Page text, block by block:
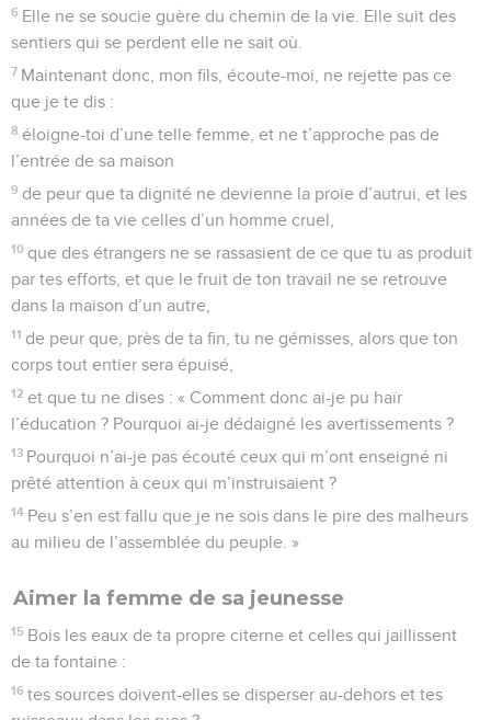
6 Elle ne se soucie guère du chemin de la vie. Elle suit des
sentiers qui se perdent elle ne sait où.
7 Maintenant donc, mon fils, écoute-moi, ne rejette pas ce
que je te dis :
8 éloigne-toi d’une telle femme, et ne t’approche pas de
l’entrée de sa maison
9 de peur que ta dignité ne devienne la proie d’autrui, et les
années de ta vie celles d’un homme cruel,
10 que des étrangers ne se rassasient de ce que tu as produit
par tes efforts, et que le fruit de ton travail ne se retrouve
dans la maison d’un autre,
11 de peur que, près de ta fin, tu ne gémisses, alors que ton
corps tout entier sera épuisé,
12 et que tu ne dises : « Comment donc ai-je pu haïr
l’éducation ? Pourquoi ai-je dédaigné les avertissements ?
13 Pourquoi n’ai-je pas écouté ceux qui m’ont enseigné ni
prêté attention à ceux qui m’instruisaient ?
14 Peu s’en est fallu que je ne sois dans le pire des malheurs
au milieu de l’assemblée du peuple. »
Aimer la femme de sa jeunesse
15 Bois les eaux de ta propre citerne et celles qui jaillissent
de ta fontaine :
16 tes sources doivent-elles se disperser au-dehors et tes